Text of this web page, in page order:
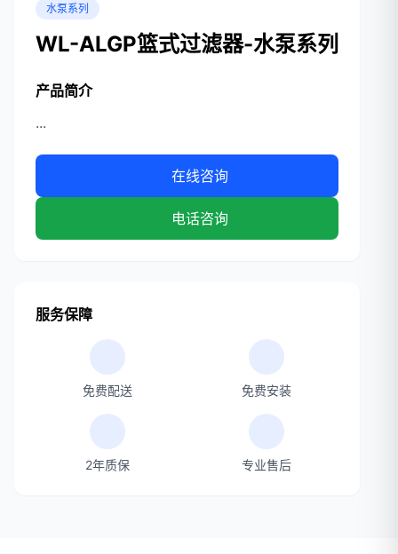
水泵系列
WL-ALGP篮式过滤器-水泵系列
产品简介
...
在线咨询
电话咨询
服务保障
免费配送 免费安装
2年质保 专业售后